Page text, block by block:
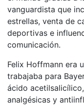
vanguardista que
estrellas, venta de
deportivas e
comunicación.
Felix Hoffmann era
trabajaba para
ácido
analgésicas y